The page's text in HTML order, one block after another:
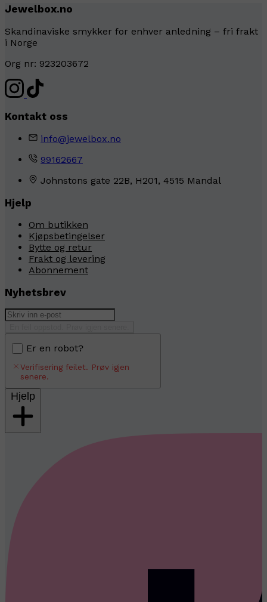
Jewelbox.no
Skandinaviske smykker for enhver anledning – fri frakt
i Norge
Org nr: 923203672
Kontakt oss
info@jewelbox.no
99162667
Johnstons gate 22B, H201, 4515 Mandal
Hjelp
Om butikken
Kjøpsbetingelser
Bytte og retur
Frakt og levering
Abonnement
Nyhetsbrev
Er en robot?
Verifisering feilet. Prøv igjen
senere.
Hjelp